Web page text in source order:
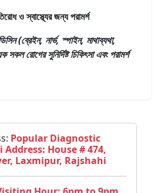
ও স্বাস্থ্যের জন্য পরামর্শ
(ব্রেইন, নার্ভ, স্পাইন, মাথাব্যথা,
সকল রোগের সুনির্দিষ্ট চিকিৎসা এবং পরামর্শ
Popular Diagnostic
House # 474,
Laxmipur, Rajshahi